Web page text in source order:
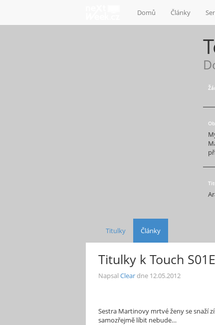
Domů Články
Titulky Články
Titulky k Touch
Napsal Cleardne 12.05.2012
Sestra Martinovy mrtvé ženy se snaží
samozřejmě líbit nebude…